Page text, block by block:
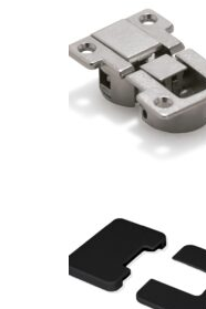
Mein Konto
Unsere Partner
Vertrag widerrufen